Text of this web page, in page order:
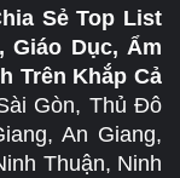
Sẻ Top List
Giáo Dục, Ẩm
Trên Khắp Cả
Gòn, Thủ Đô
An Giang,
Thuận, Ninh